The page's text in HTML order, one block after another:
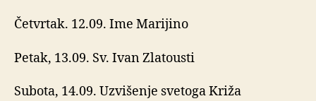
Četvrtak. 12.09. Ime Marijino
Petak, 13.09. Sv. Ivan Zlatousti
Subota, 14.09. Uzvišenje svetoga Križa